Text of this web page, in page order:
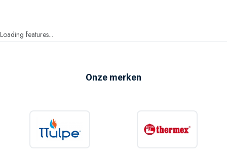
Loading features...
Onze merken